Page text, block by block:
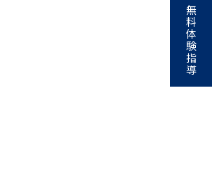
無
料
体
験
指
導